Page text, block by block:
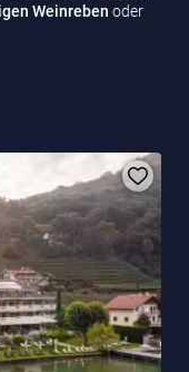
Weinreben oder